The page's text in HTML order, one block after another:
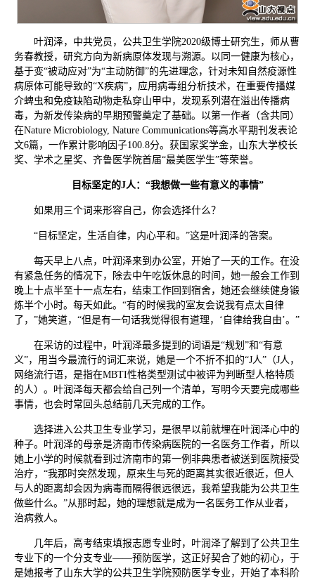
叶润泽，中共党员，公共卫生学院2020级博士研究生，师从曹
务春教授，研究方向为新病原体发现与溯源。以同一健康为核心，
基于变“被动应对”为“主动防御”的先进理念，针对未知自然疫源性
病原体可能导致的“X疾病”，应用病毒组分析技术，在重要传播媒
介蜱虫和免疫缺陷动物走私穿山甲中，发现系列潜在溢出传播病
毒，为新发传染病的早期预警奠定了基础。以第一作者（含共同）
在Nature Microbiology, Nature Communications等高水平期刊发表论
文6篇，一作累计影响因子100.8分。获国家奖学金，山东大学校长
奖、学术之星奖、齐鲁医学院首届“最美医学生”等荣誉。
目标坚定的J人：“我想做一些有意义的事情”
如果用三个词来形容自己，你会选择什么？
“目标坚定，生活自律，内心平和。”这是叶润泽的答案。
每天早上八点，叶润泽来到办公室，开始了一天的工作。在没
有紧急任务的情况下，除去中午吃饭休息的时间，她一般会工作到
晚上十点半至十一点左右，结束工作回到宿舍，她还会继续健身锻
炼半个小时。每天如此。“有的时候我的室友会说我有点太自律
了，”她笑道，“但是有一句话我觉得很有道理，‘自律给我自由’。”
在采访的过程中，叶润泽最多提到的词语是“规划”和“有意
义”，用当今最流行的词汇来说，她是一个不折不扣的“J人”（J人，
网络流行语，是指在MBTI性格类型测试中被评为判断型人格特质
的人）。叶润泽每天都会给自己列一个清单，写明今天要完成哪些
事情，也会时常回头总结前几天完成的工作。
选择进入公共卫生专业学习，是很早以前就埋在叶润泽心中的
种子。叶润泽的母亲是济南市传染病医院的一名医务工作者，所以
她上小学的时候就看到过济南市的第一例非典患者被送到医院接受
治疗，“我那时突然发现，原来生与死的距离其实很近很近，但人
与人的距离却会因为病毒而隔得很远很远，我希望我能为公共卫生
做些什么。”从那时起，她的理想就是成为一名医务工作从业者，
治病救人。
几年后，高考结束填报志愿专业时，叶润泽了解到了公共卫生
专业下的一个分支专业——预防医学，这正好契合了她的初心，于
是她报考了山东大学的公共卫生学院预防医学专业，开始了本科阶